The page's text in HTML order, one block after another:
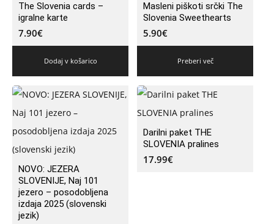
The Slovenia cards –
igralne karte
7.90€
Dodaj v košarico
Masleni piškoti srčki The
Slovenia Sweethearts
5.90€
Preberi več
NOVO: JEZERA
SLOVENIJE, Naj 101
jezero – posodobljena
izdaja 2025 (slovenski
jezik)
Darilni paket THE
SLOVENIA pralines
17.99€